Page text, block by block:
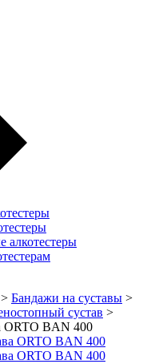
алкотестеры
> Бандажи на суставы >
сустав >
ORTO BAN 400